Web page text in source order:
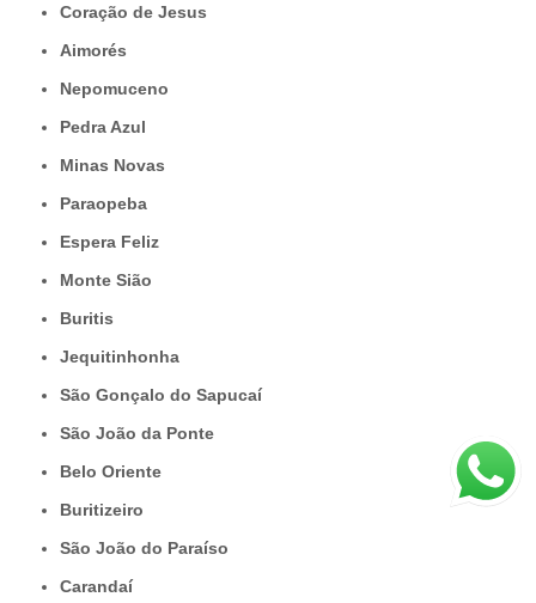
Coração de Jesus
Aimorés
Nepomuceno
Pedra Azul
Minas Novas
Paraopeba
Espera Feliz
Monte Sião
Buritis
Jequitinhonha
São Gonçalo do Sapucaí
São João da Ponte
Belo Oriente
Buritizeiro
São João do Paraíso
Carandaí